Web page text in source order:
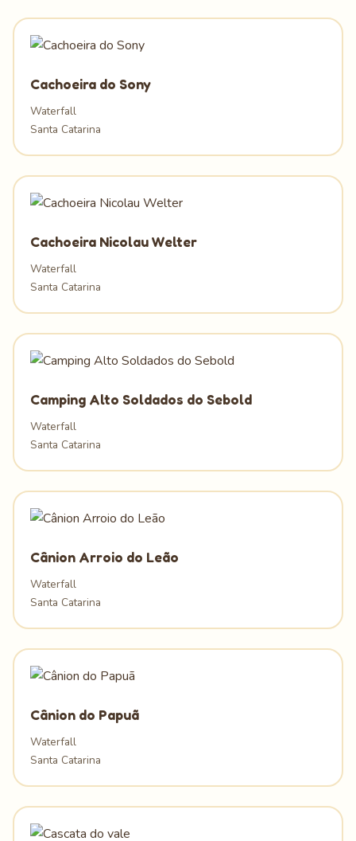
Cachoeira do Sony
Waterfall
Santa Catarina
Cachoeira Nicolau Welter
Waterfall
Santa Catarina
Camping Alto Soldados do Sebold
Waterfall
Santa Catarina
Cânion Arroio do Leão
Waterfall
Santa Catarina
Cânion do Papuã
Waterfall
Santa Catarina